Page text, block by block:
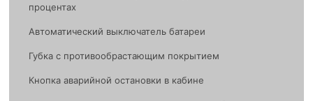
процентах
Автоматический выключатель батареи
Губка с противообрастающим покрытием
Кнопка аварийной остановки в кабине